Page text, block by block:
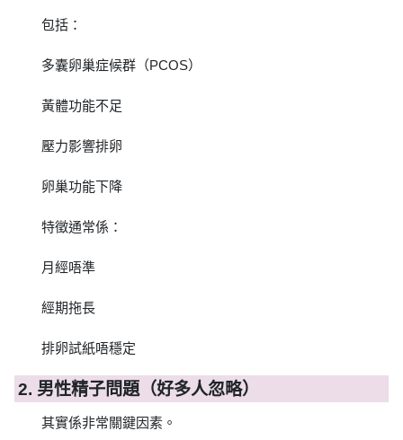
包括：
多囊卵巢症候群（PCOS）
黃體功能不足
壓力影響排卵
卵巢功能下降
特徵通常係：
月經唔準
經期拖長
排卵試紙唔穩定
2. 男性精子問題（好多人忽略）
其實係非常關鍵因素。